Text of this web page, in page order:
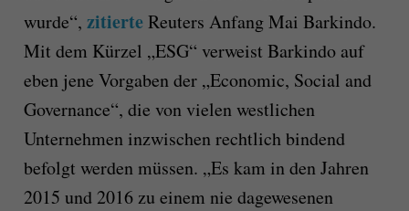
wurde“, zitierteReuters Anfang Mai Barkindo.
Mit dem Kürzel „ESG“ verweist Barkindo auf
eben jene Vorgaben der „Economic, Social and
Governance“, die von vielen westlichen
Unternehmen inzwischen rechtlich bindend
befolgt werden müssen. „Es kam in den Jahren
2015 und 2016 zu einem nie dagewesenen